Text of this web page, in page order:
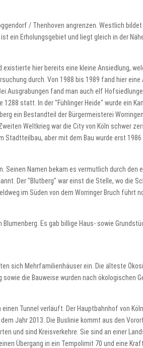
/ Thenhoven angrenzen. Westlich
ein Erholungsgebiet und liegt gleich in der
hier bereits eine kleine Ansiedlung,
durch. Von 1988 bis 1989 fand hier
Ausgrabungen fand man auch elf
statt. In der "Fühlinger Heide" wurde ein
ein Bestandteil der Bürgermeisterei
Weltkrieg war die City von Köln schwer
Stadtteilbau, aber mit dem Bau wurde erst
Namen bekam es vermutlich durch den
Der "Blutberg" war einst die Stelle, wo die
im Süden von dem Worringer Bruch führt
Es gab billige Haus- sowie
sich Mehrfamilienhäuser ein. Die älteste
die Bauweise wurden nach ökologischen
Tunnel verläuft. Der Hauptbahnhof von
Jahr 2013. Die Buslinie kommt aus den
und sind Kreisverkehre. Sie sind an einer
Übergang in ein Tempolimit 70 und eine